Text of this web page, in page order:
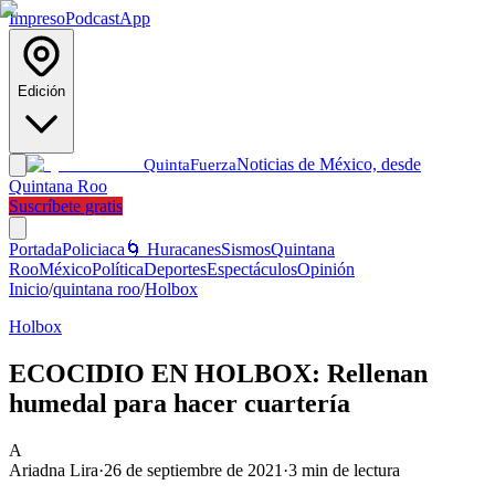
ImpresoPodcastApp
Edición
QuintaFuerzaNoticias de México, desde
Quintana Roo
Suscríbete gratis
PortadaPoliciaca 🌀 HuracanesSismosQuintana
RooMéxicoPolíticaDeportesEspectáculosOpinión
Inicio/quintana roo/Holbox
Holbox
ECOCIDIO EN HOLBOX: Rellenan
humedal para hacer cuartería
A
Ariadna Lira·26 de septiembre de 2021 ·3 min de lectura